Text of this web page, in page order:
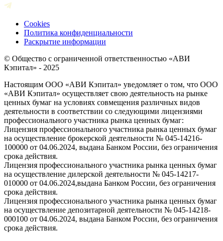
Cookies
Политика конфиденциальности
Раскрытие информации
© Общество с ограниченной ответственностью «АВИ
Кэпитал» - 2025
Настоящим ООО «АВИ Кэпитал» уведомляет о том, что ООО
«АВИ Кэпитал» осуществляет свою деятельность на рынке
ценных бумаг на условиях совмещения различных видов
деятельности в соответствии со следующими лицензиями
профессионального участника рынка ценных бумаг:
Лицензия профессионального участника рынка ценных бумаг
на осуществление брокерской деятельности № 045-14216-
100000 от 04.06.2024, выдана Банком России, без ограничения
срока действия.
Лицензия профессионального участника рынка ценных бумаг
на осуществление дилерской деятельности № 045-14217-
010000 от 04.06.2024,выдана Банком России, без ограничения
срока действия.
Лицензия профессионального участника рынка ценных бумаг
на осуществление депозитарной деятельности № 045-14218-
000100 от 04.06.2024, выдана Банком России, без ограничения
срока действия.